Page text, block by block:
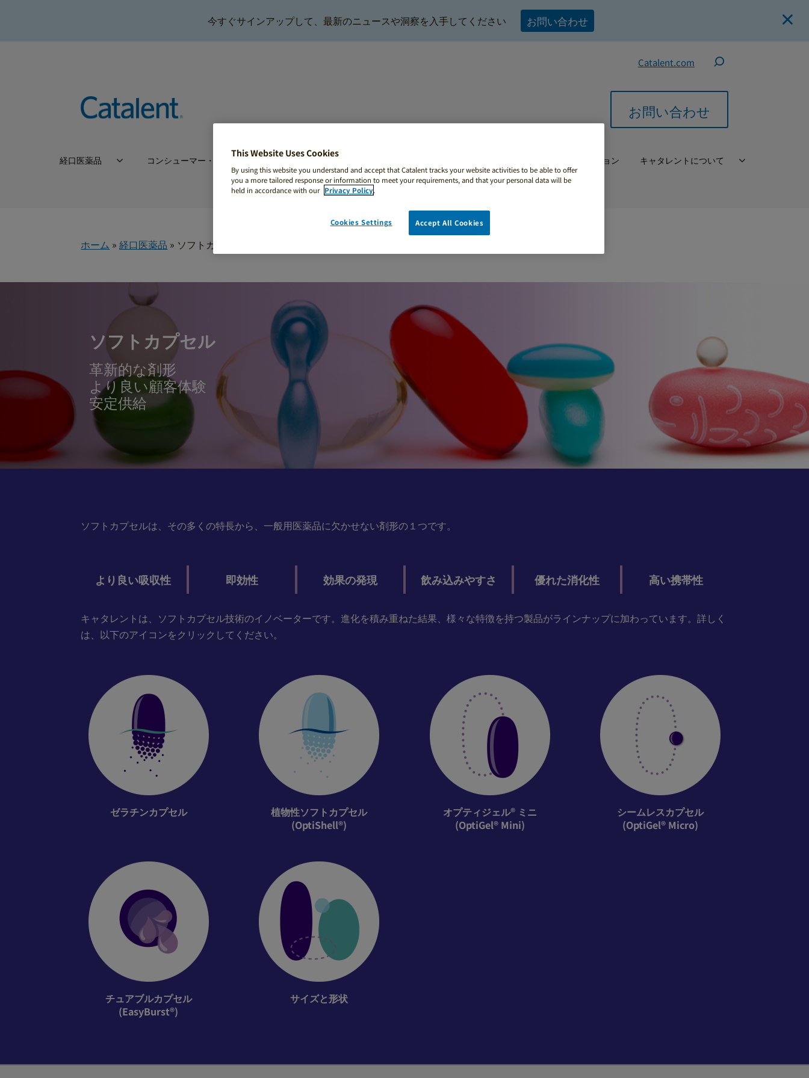
今すぐサインアップして、最新のニュースや洞察を入手してください お問い合わせ
Catalent.com
お問い合わせ
経口医薬品 コンシューマー・ヘルス クリニカル・サプライ・サービス バイオ医薬品/グローバル・ソリューション キャタレントについて
採用情報（世界共通）
ホーム »経口医薬品 » ソフトカプセル
ソフトカプセル
革新的な剤形
より良い顧客体験
安定供給
ソフトカプセルは、その多くの特長から、一般用医薬品に欠かせない剤形の１つです。
より良い吸収性 即効性 効果の発現 飲み込みやすさ 優れた消化性 高い携帯性
キャタレントは、ソフトカプセル技術のイノベーターです。進化を積み重ねた結果、様々な特徴を持つ製品がラインナップに加わっています。詳しく
は、以下のアイコンをクリックしてください。
ゼラチンカプセル
植物性ソフトカプセル
(OptiShell®)
オプティジェル® ミニ
(OptiGel® Mini)
シームレスカプセル
(OptiGel® Micro)
チュアブルカプセル
(EasyBurst®)
サイズと形状
This Website Uses Cookies
By using this website you understand and accept that Catalent tracks your website activities to be able to offer
you a more tailored response or information to meet your requirements, and that your personal data will be
held in accordance with our Privacy Policy.
Cookies Settings Accept All Cookies